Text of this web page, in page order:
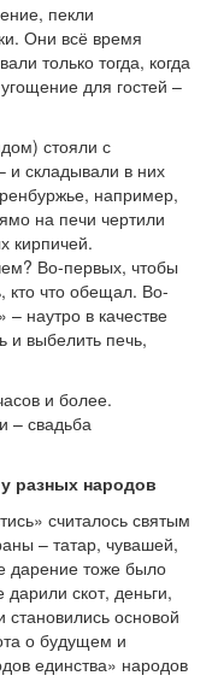
пекли
Они всё время
только тогда, когда
для гостей –
стояли с
складывали в них
например,
на печи чертили
кирпичей.
Во-первых, чтобы
кто что обещал. Во-
наутро в качестве
и выбелить печь,
и более.
– свадьба
разных народов
считалось святым
– татар, чувашей,
дарение тоже было
скот, деньги,
основой
о будущем и
единства» народов